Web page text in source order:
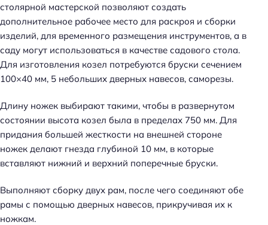
столярной мастерской позволяют создать
дополнительное рабочее место для раскроя и сборки
изделий, для временного размещения инструментов, а в
саду могут использоваться в качестве садового стола.
Для изготовления козел потребуются бруски сечением
100×40 мм, 5 небольших дверных навесов, саморезы.
Длину ножек выбирают такими, чтобы в развернутом
состоянии высота козел была в пределах 750 мм. Для
придания большей жесткости на внешней стороне
ножек делают гнезда глубиной 10 мм, в которые
вставляют нижний и верхний поперечные бруски.
Выполняют сборку двух рам, после чего соединяют обе
рамы с помощью дверных навесов, прикручивая их к
ножкам.